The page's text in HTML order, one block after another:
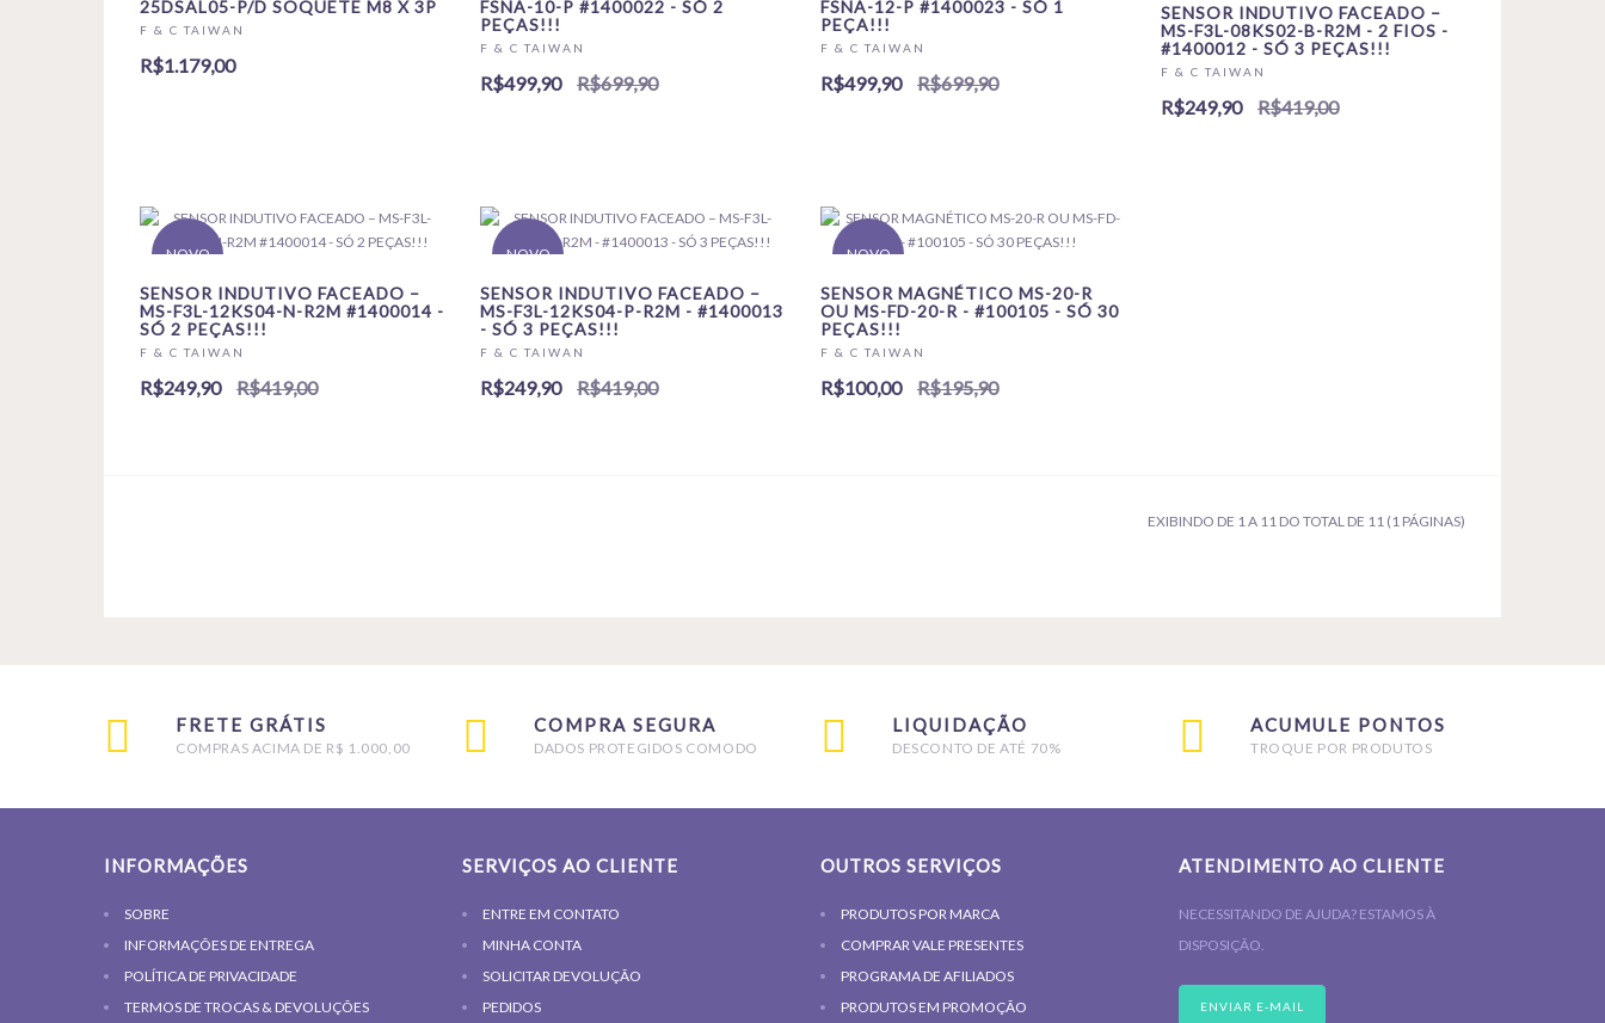
25DSAL05-P/D SOQUETE M8 X 3P
F & C TAIWAN
R$1.179,00
FSNA-10-P #1400022 - SÓ 2
PEÇAS!!!
F & C TAIWAN
R$499,90 R$699,90
FSNA-12-P #1400023 - SÓ 1
PEÇA!!!
F & C TAIWAN
R$499,90 R$699,90
SENSOR INDUTIVO FACEADO –
MS-F3L-08KS02-B-R2M - 2 FIOS -
#1400012 - SÓ 3 PEÇAS!!!
F & C TAIWAN
R$249,90 R$419,00
NOVO
SENSOR INDUTIVO FACEADO –
MS-F3L-12KS04-N-R2M #1400014 -
SÓ 2 PEÇAS!!!
F & C TAIWAN
R$249,90 R$419,00
NOVO
SENSOR INDUTIVO FACEADO –
MS-F3L-12KS04-P-R2M - #1400013
- SÓ 3 PEÇAS!!!
F & C TAIWAN
R$249,90 R$419,00
NOVO
SENSOR MAGNÉTICO MS-20-R
OU MS-FD-20-R - #100105 - SÓ 30
PEÇAS!!!
F & C TAIWAN
R$100,00 R$195,90
EXIBINDO DE 1 A 11 DO TOTAL DE 11 (1 PÁGINAS)
FRETE GRÁTIS
COMPRAS ACIMA DE R$ 1.000,00
COMPRA SEGURA
DADOS PROTEGIDOS COMODO
LIQUIDAÇÃO
DESCONTO DE ATÉ 70%
ACUMULE PONTOS
TROQUE POR PRODUTOS
INFORMAÇÕES
SOBRE
INFORMAÇÕES DE ENTREGA
POLÍTICA DE PRIVACIDADE
TERMOS DE TROCAS & DEVOLUÇÕES
SERVIÇOS AO CLIENTE
ENTRE EM CONTATO
MINHA CONTA
SOLICITAR DEVOLUÇÃO
PEDIDOS
OUTROS SERVIÇOS
PRODUTOS POR MARCA
COMPRAR VALE PRESENTES
PROGRAMA DE AFILIADOS
PRODUTOS EM PROMOÇÃO
ATENDIMENTO AO CLIENTE
NECESSITANDO DE AJUDA? ESTAMOS À
DISPOSIÇÃO.
ENVIAR E-MAIL